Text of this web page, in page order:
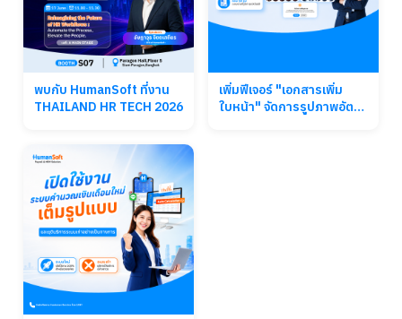
พบกับ HumanSoft ที่งาน
THAILAND HR TECH 2026
เพิ่มฟีเจอร์ "เอกสารเพิ่ม
ใบหน้า" จัดการรูปภาพอัตโต